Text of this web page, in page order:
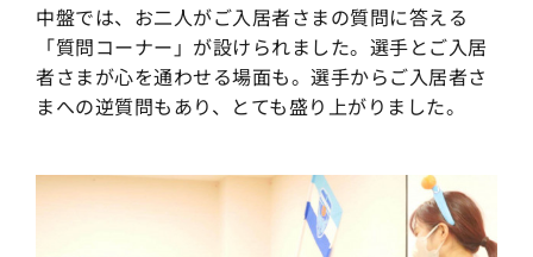
中盤では、お二人がご入居者さまの質問に答える
「質問コーナー」が設けられました。選手とご入居
者さまが心を通わせる場面も。選手からご入居者さ
まへの逆質問もあり、とても盛り上がりました。